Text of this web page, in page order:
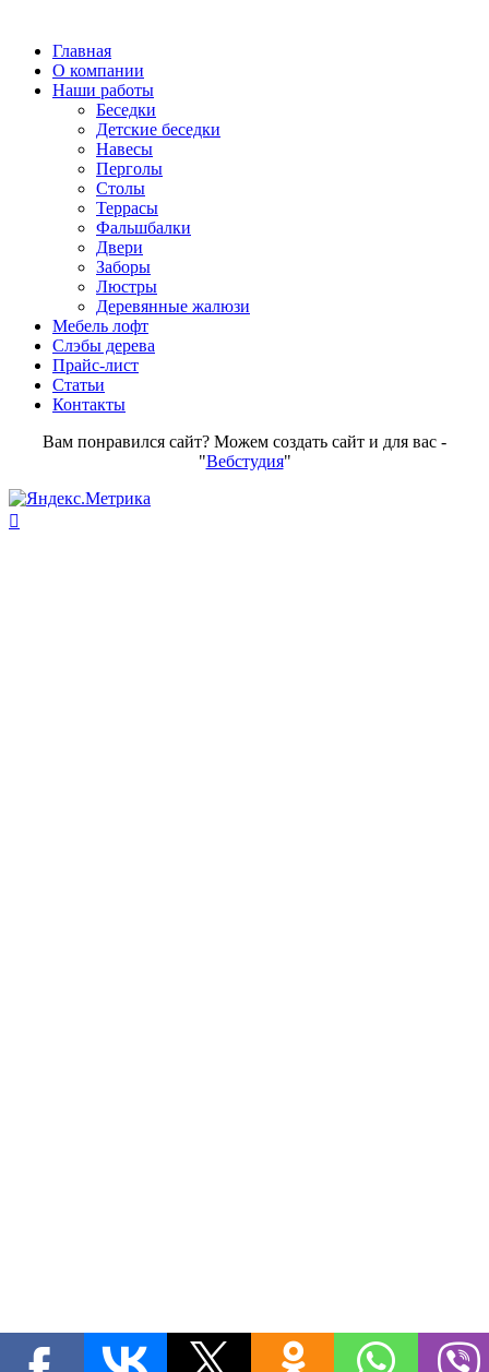
Главная
О компании
Наши работы
Беседки
Детские беседки
Навесы
Перголы
Столы
Террасы
Фальшбалки
Двери
Заборы
Люстры
Деревянные жалюзи
Мебель лофт
Слэбы дерева
Прайс-лист
Статьи
Контакты
Вам понравился сайт? Можем создать сайт и для вас -
"Вебстудия"